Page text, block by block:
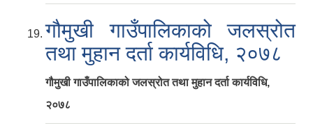
गौमुखी गाउँपालिकाको जलस्रोत
तथा मुहान दर्ता कार्यविधि, २०७८
गौमुखी गाउँपालिकाको जलस्रोत तथा मुहान दर्ता कार्यविधि,
२०७८